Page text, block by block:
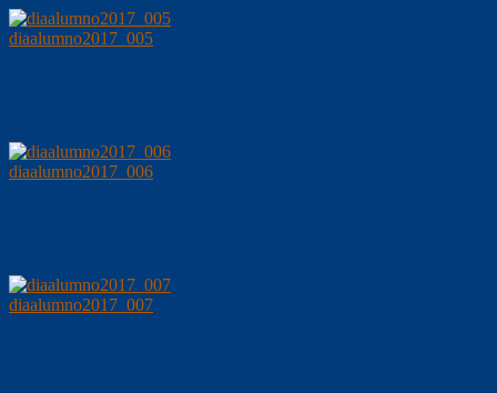
diaalumno2017_005
diaalumno2017_006
diaalumno2017_007